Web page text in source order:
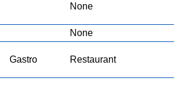
None
None
Gastro Restaurant